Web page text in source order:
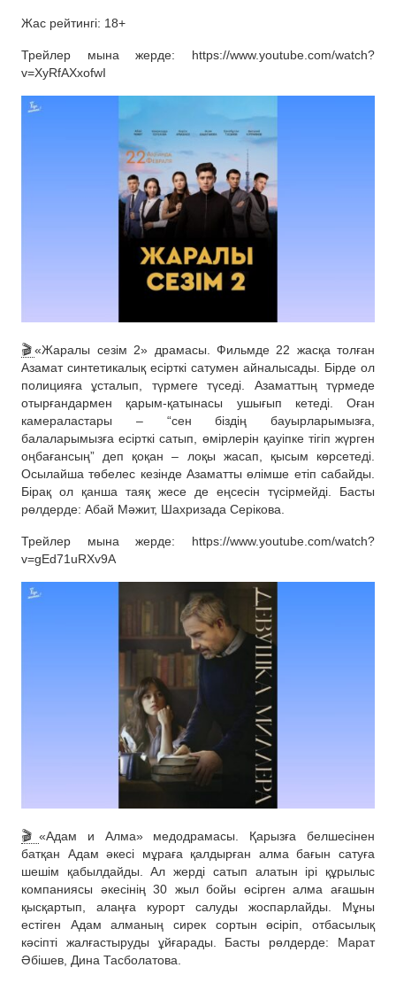
Жас рейтингі: 18+
Трейлер мына жерде: https://www.youtube.com/watch?
v=XyRfAXxofwI
🎬«Жаралы сезім 2» драмасы. Фильмде 22 жасқа толған
Азамат синтетикалық есірткі сатумен айналысады. Бірде ол
полицияға ұсталып, түрмеге түседі. Азаматтың түрмеде
отырғандармен қарым-қатынасы ушығып кетеді. Оған
камераластары – “сен біздің бауырларымызға,
балаларымызға есірткі сатып, өмірлерін қауіпке тігіп жүрген
оңбағансың” деп қоқан – лоқы жасап, қысым көрсетеді.
Осылайша төбелес кезінде Азаматты өлімше етіп сабайды.
Бірақ ол қанша таяқ жесе де еңсесін түсірмейді. Басты
рөлдерде: Абай Мәжит, Шахризада Серікова.
Трейлер мына жерде: https://www.youtube.com/watch?
v=gEd71uRXv9A
🎬 «Адам и Алма» медодрамасы. Қарызға белшесінен
батқан Адам әкесі мұраға қалдырған алма бағын сатуға
шешім қабылдайды. Ал жерді сатып алатын ірі құрылыс
компаниясы әкесінің 30 жыл бойы өсірген алма ағашын
қысқартып, алаңға курорт салуды жоспарлайды. Мұны
естіген Адам алманың сирек сортын өсіріп, отбасылық
кәсіпті жалғастыруды ұйғарады. Басты рөлдерде: Марат
Әбішев, Дина Тасболатова.